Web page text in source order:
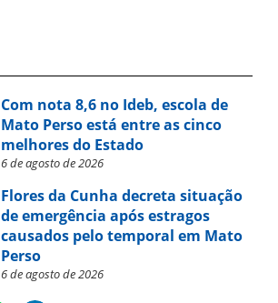
Com nota 8,6 no Ideb, escola de
Mato Perso está entre as cinco
melhores do Estado
6 de agosto de 2026
Flores da Cunha decreta situação
de emergência após estragos
causados pelo temporal em Mato
Perso
6 de agosto de 2026